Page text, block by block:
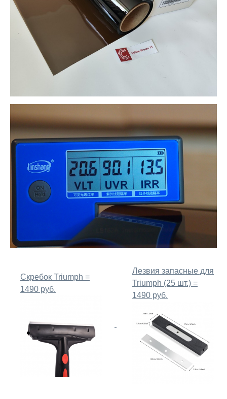
Скребок Triumph =
1490 руб.
Лезвия запасные для
Triumph (25 шт.) =
1490 руб.